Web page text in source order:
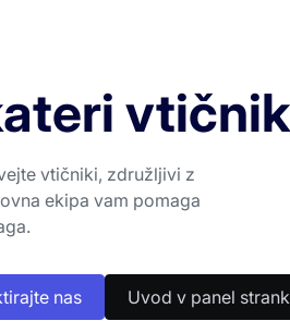
vtičniki, združljivi z
ekipa vam pomaga
nas Uvod v panel strank